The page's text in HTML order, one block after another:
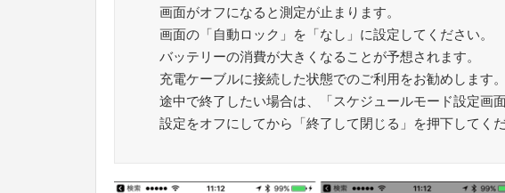
画面がオフになると測定が止まります。
画面の「自動ロック」を「なし」に設定してください。
バッテリーの消費が大きくなることが予想されます。
充電ケーブルに接続した状態でのご利用をお勧めします。
途中で終了したい場合は、「スケジュールモード設定画
設定をオフにしてから「終了して閉じる」を押下してくだ